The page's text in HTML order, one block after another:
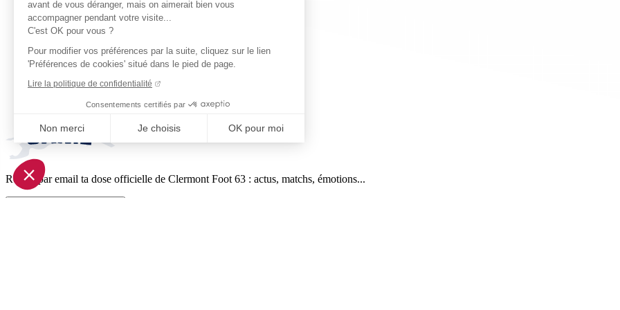
avant de vous déranger, mais on aimerait bien vous
accompagner pendant votre visite...
C'est OK pour vous ?
Pour modifier vos préférences par la suite, cliquez sur le lien
'Préférences de cookies' situé dans le pied de page.
Lire la politique de confidentialité
Consentements certifiés par
Non merci Je choisis OK pour moi
Axeptio consent
Plateforme de Gestion du Consentement : Personnalisez vos Options
Notre plateforme vous permet d'adapter et de gérer vos paramètres de confidentialité, en garantissant la conformité avec
Reçois par email ta dose officielle de Clermont Foot 63 : actus, matchs, émotions...